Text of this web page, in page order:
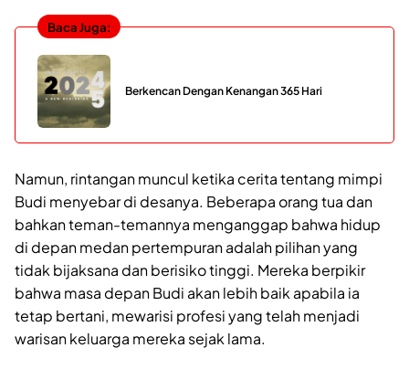
Baca Juga:
Berkencan Dengan Kenangan 365 Hari
Namun, rintangan muncul ketika cerita tentang mimpi
Budi menyebar di desanya. Beberapa orang tua dan
bahkan teman-temannya menganggap bahwa hidup
di depan medan pertempuran adalah pilihan yang
tidak bijaksana dan berisiko tinggi. Mereka berpikir
bahwa masa depan Budi akan lebih baik apabila ia
tetap bertani, mewarisi profesi yang telah menjadi
warisan keluarga mereka sejak lama.